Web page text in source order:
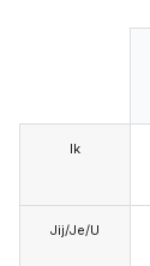
Ik
Jij/Je/U